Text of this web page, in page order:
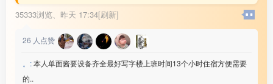
35333浏览、 昨天 17:34[刷新]
26 人点赞
。:本人单面酱要设备齐全最好写字楼上班时间13个小时住宿方便需要
的..